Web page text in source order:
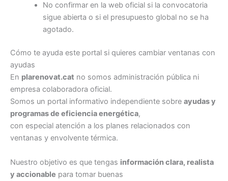
No confirmar en la web oficial si la convocatoria
sigue abierta o si el presupuesto global no se ha
agotado.
Cómo te ayuda este portal si quieres cambiar ventanas con
ayudas
En plarenovat.cat no somos administración pública ni
empresa colaboradora oficial.
Somos un portal informativo independiente sobre ayudas y
programas de eficiencia energética,
con especial atención a los planes relacionados con
ventanas y envolvente térmica.
Nuestro objetivo es que tengas información clara, realista
y accionable para tomar buenas